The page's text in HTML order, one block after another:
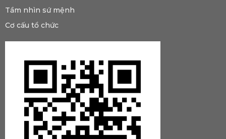
Tầm nhìn sứ mệnh
Cơ cấu tổ chức